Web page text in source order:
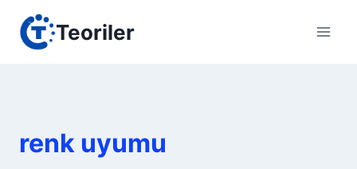
content
Teoriler
renk uyumu